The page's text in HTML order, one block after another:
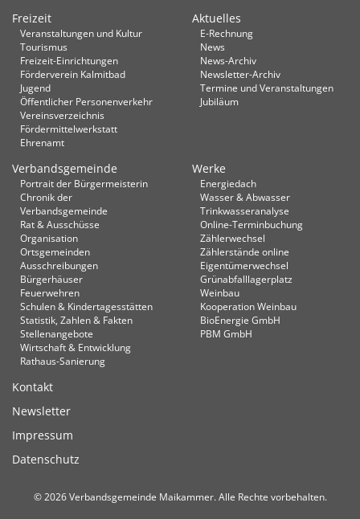
Freizeit
Veranstaltungen und Kultur
Tourismus
Freizeit-Einrichtungen
Förderverein Kalmitbad
Jugend
Öffentlicher Personenverkehr
Vereinsverzeichnis
Fördermittelwerkstatt
Ehrenamt
Aktuelles
E-Rechnung
News
News-Archiv
Newsletter-Archiv
Termine und Veranstaltungen
Jubiläum
Verbandsgemeinde
Portrait der Bürgermeisterin
Chronik der
Verbandsgemeinde
Rat & Ausschüsse
Organisation
Ortsgemeinden
Ausschreibungen
Bürgerhäuser
Feuerwehren
Schulen & Kindertagesstätten
Statistik, Zahlen & Fakten
Stellenangebote
Wirtschaft & Entwicklung
Rathaus-Sanierung
Werke
Energiedach
Wasser & Abwasser
Trinkwasseranalyse
Online-Terminbuchung
Zählerwechsel
Zählerstände online
Eigentümerwechsel
Grünabfalllagerplatz
Weinbau
Kooperation Weinbau
BioEnergie GmbH
PBM GmbH
Kontakt
Newsletter
Impressum
Datenschutz
© 2026 Verbandsgemeinde Maikammer. Alle Rechte vorbehalten.